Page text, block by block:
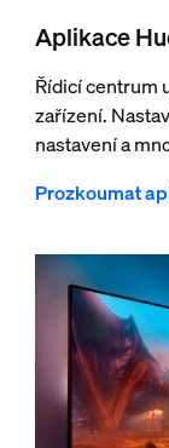
Aplikace
Řídicí centrum
zařízení.
nastavení a
Prozkoumat